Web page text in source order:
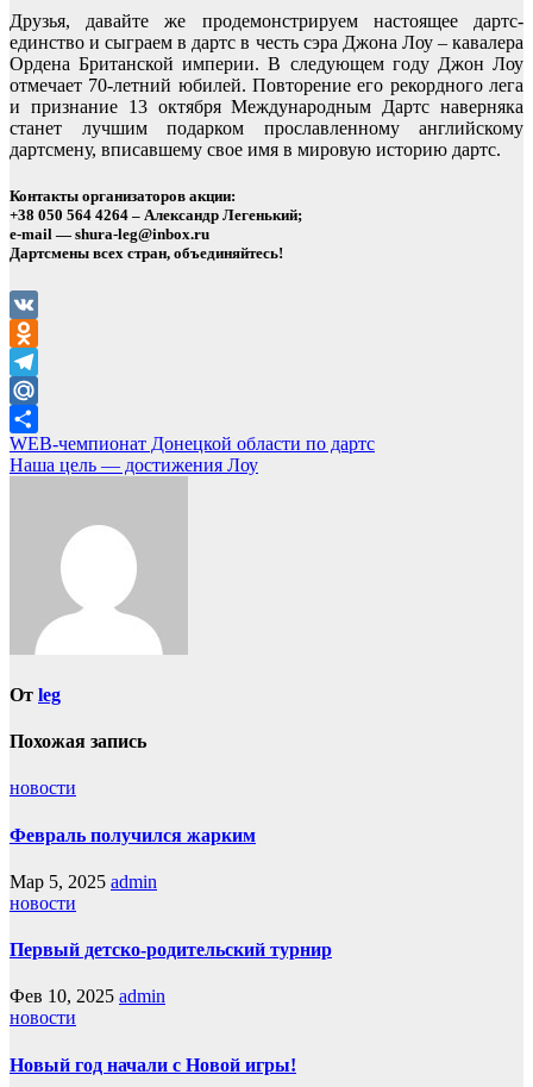
Друзья, давайте же продемонстрируем настоящее дартс-
единство и сыграем в дартс в честь сэра Джона Лоу – кавалера
Ордена Британской империи. В следующем году Джон Лоу
отмечает 70-летний юбилей. Повторение его рекордного лега
и признание 13 октября Международным Дартс наверняка
станет лучшим подарком прославленному английскому
дартсмену, вписавшему свое имя в мировую историю дартс.
Контакты организаторов акции:
+38 050 564 4264 – Александр Легенький;
e-mail — shura-leg@inbox.ru
Дартсмены всех стран, объединяйтесь!
VK
Odnoklassniki
Telegram
Mail.Ru
Отправить
Навигация
по
WEB-чемпионат Донецкой области по дартс
Наша цель — достижения Лоу
От leg
Похожая запись
новости
Февраль получился жарким
Мар 5, 2025 admin
новости
Первый детско-родительский турнир
Фев 10, 2025 admin
новости
Новый год начали с Новой игры!